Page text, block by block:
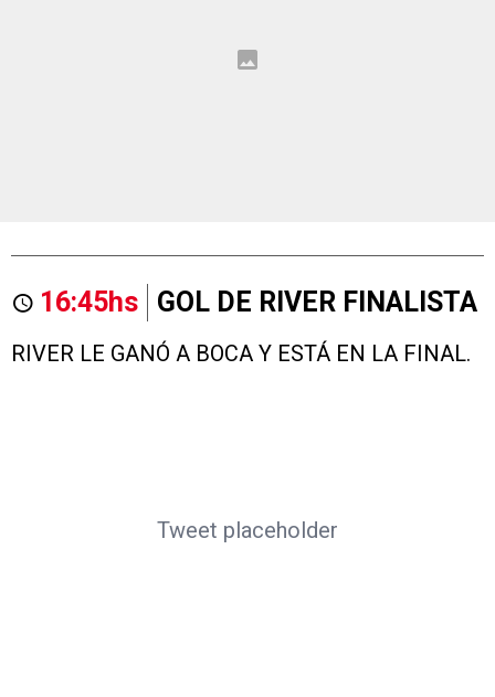
16:45hs GOL DE RIVER FINALISTA
RIVER LE GANÓ A BOCA Y ESTÁ EN LA FINAL.
Tweet placeholder